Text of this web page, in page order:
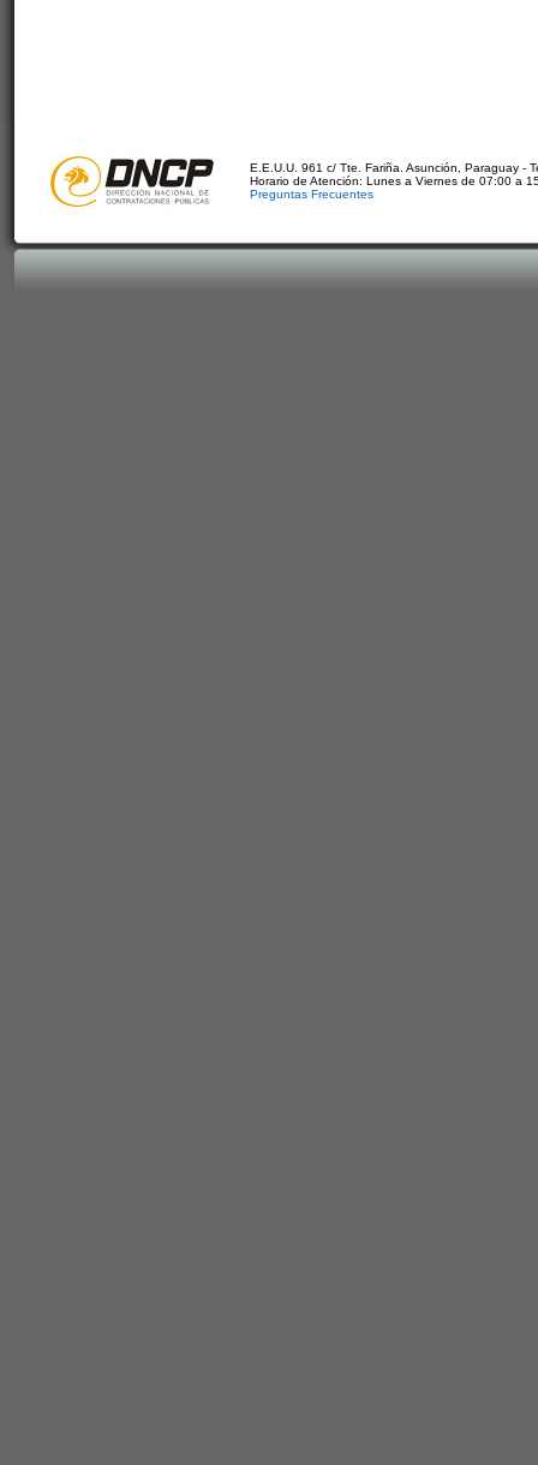
E.E.U.U. 961 c/ Tte. Fariña. Asunción, Paraguay -
Horario de Atención: Lunes a Viernes de 07:00 a
Preguntas Frecuentes